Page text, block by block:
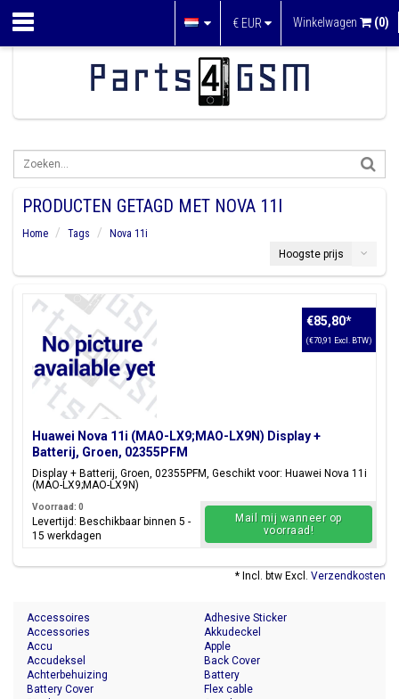
€ EUR Winkelwagen (0)
PRODUCTEN GETAGD MET NOVA 11I
Home Tags
Nova 11i
Hoogste prijs
Huawei Nova 11i (MAO-LX9;MAO-LX9N) Display +
Batterij, Groen, 02355PFM
Display + Batterij, Groen, 02355PFM, Geschikt voor: Huawei Nova 11i
(MAO-LX9;MAO-LX9N)
€85,80*
(€70,91 Excl. BTW)
Voorraad: 0
Levertijd: Beschikbaar binnen 5 -
15 werkdagen
Mail mij wanneer op
voorraad!
* Incl. btw Excl. Verzendkosten
Accessoires
Accessories
Accu
Accudeksel
Achterbehuizing
Adhesive Sticker
Akkudeckel
Apple
Back Cover
Battery
Battery Cover
Flex cable